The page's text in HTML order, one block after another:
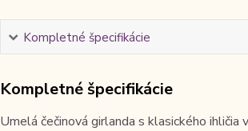
Kompletné špecifikácie
Kompletné špecifikácie
Umelá čečinová girlanda s klasického